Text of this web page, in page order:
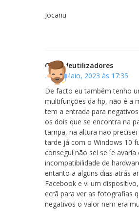
Jocanu
Clubedeutilizadores
25 de Maio, 2023 às 17:35
De facto eu também tenho
multifunções da hp, não é a
tem a entrada para
os dois que se encontra na
tampa, na altura não
tarde já com o Windows 10
consegui não sei se ´e
incompatibilidade de
entanto a alguns dias atrás
Facebook e vi um
ecrã para ver as fotografias
negativos o valor nem era